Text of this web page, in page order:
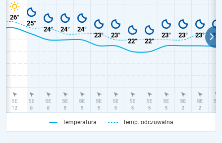
Temperatura Temp. odczuwalna